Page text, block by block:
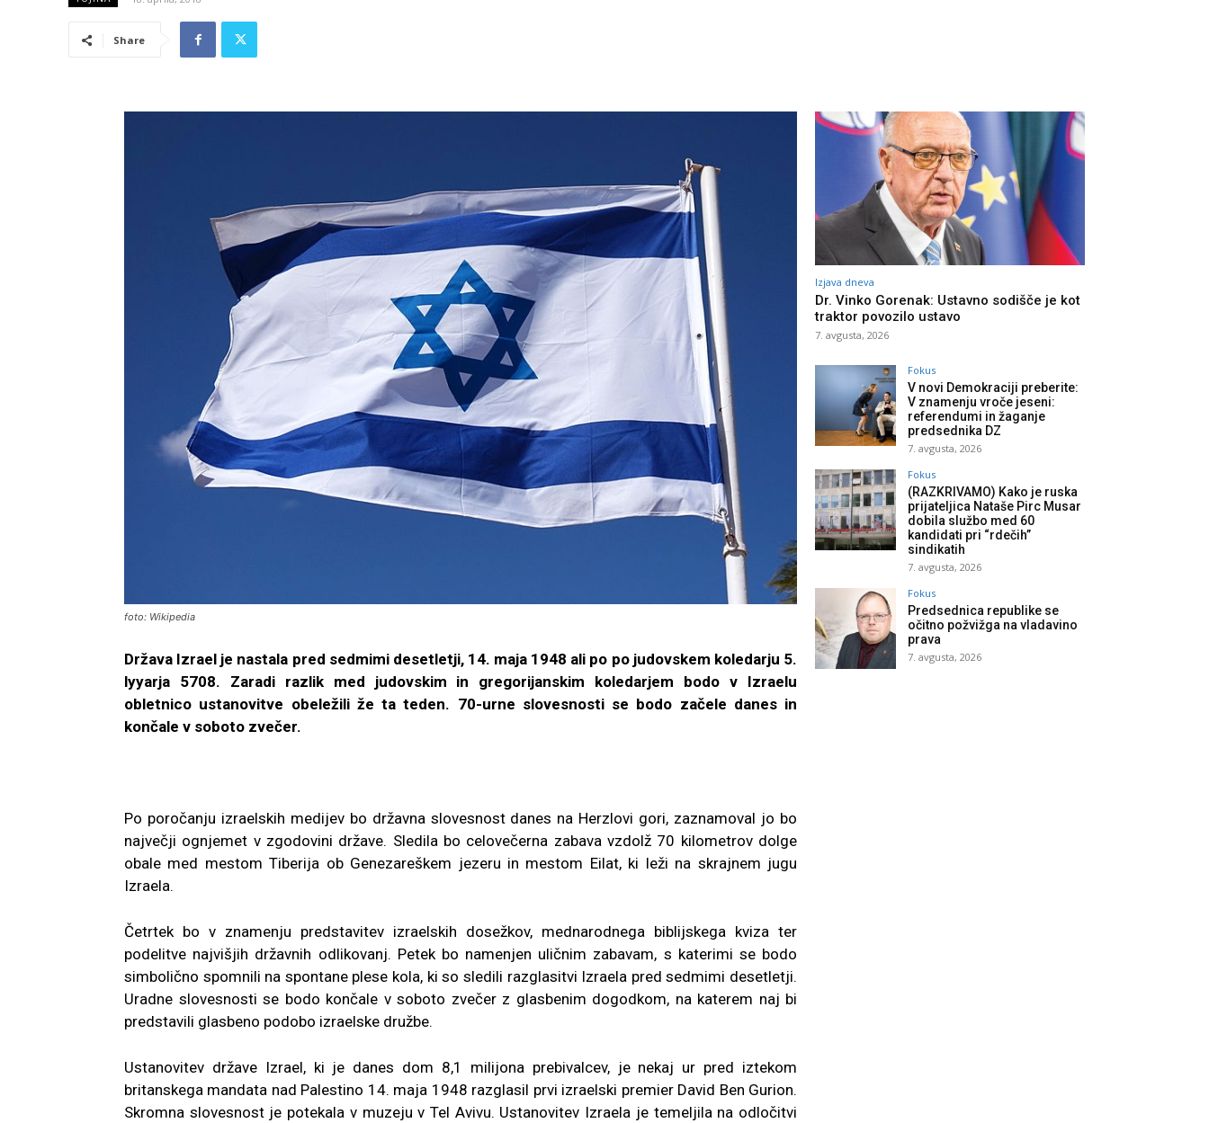
Share
foto: Wikipedia
Država Izrael je nastala pred sedmimi desetletji, 14. maja 1948 ali po po judovskem koledarju 5.
lyyarja 5708. Zaradi razlik med judovskim in gregorijanskim koledarjem bodo v Izraelu
obletnico ustanovitve obeležili že ta teden. 70-urne slovesnosti se bodo začele danes in
končale v soboto zvečer.
Po poročanju izraelskih medijev bo državna slovesnost danes na Herzlovi gori, zaznamoval jo bo
največji ognjemet v zgodovini države. Sledila bo celovečerna zabava vzdolž 70 kilometrov dolge
obale med mestom Tiberija ob Genezareškem jezeru in mestom Eilat, ki leži na skrajnem jugu
Izraela.
Četrtek bo v znamenju predstavitev izraelskih dosežkov, mednarodnega biblijskega kviza ter
podelitve najvišjih državnih odlikovanj. Petek bo namenjen uličnim zabavam, s katerimi se bodo
simbolično spomnili na spontane plese kola, ki so sledili razglasitvi Izraela pred sedmimi desetletji.
Uradne slovesnosti se bodo končale v soboto zvečer z glasbenim dogodkom, na katerem naj bi
predstavili glasbeno podobo izraelske družbe.
Ustanovitev države Izrael, ki je danes dom 8,1 milijona prebivalcev, je nekaj ur pred iztekom
britanskega mandata nad Palestino 14. maja 1948 razglasil prvi izraelski premier David Ben Gurion.
Skromna slovesnost je potekala v muzeju v Tel Avivu. Ustanovitev Izraela je temeljila na odločitvi
Izjava dneva
Dr. Vinko Gorenak: Ustavno sodišče je kot
traktor povozilo ustavo
7. avgusta, 2026
Fokus
V novi Demokraciji preberite:
V znamenju vroče jeseni:
referendumi in žaganje
predsednika DZ
7. avgusta, 2026
Fokus
(RAZKRIVAMO) Kako je ruska
prijateljica Nataše Pirc Musar
dobila službo med 60
kandidati pri “rdečih”
sindikatih
7. avgusta, 2026
Fokus
Predsednica republike se
očitno požvižga na vladavino
prava
7. avgusta, 2026